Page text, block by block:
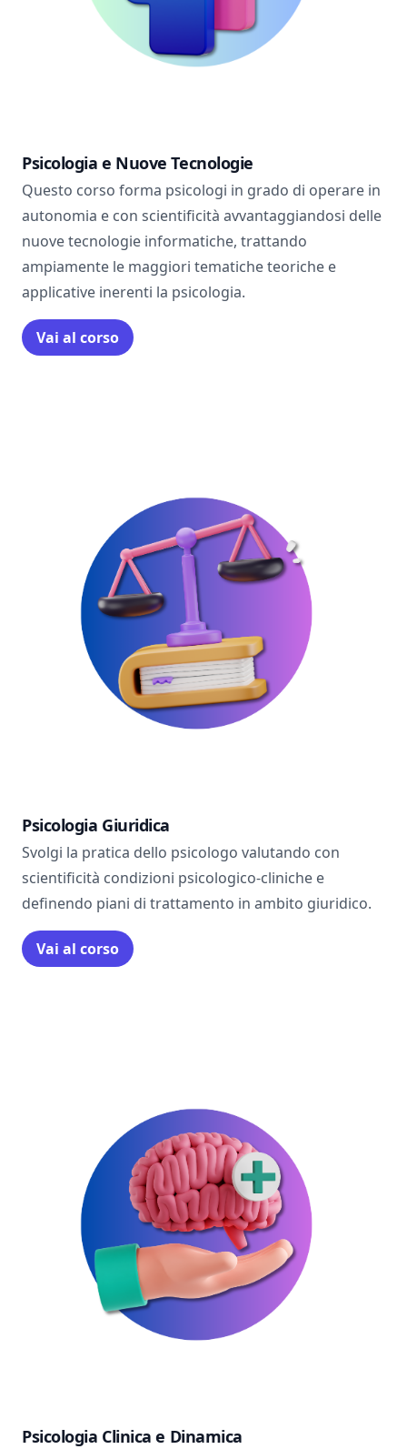
Psicologia e Nuove Tecnologie
Questo corso forma psicologi in grado di operare in
autonomia e con scientificità avvantaggiandosi delle
nuove tecnologie informatiche, trattando
ampiamente le maggiori tematiche teoriche e
applicative inerenti la psicologia.
Vai al corso
Psicologia Giuridica
Svolgi la pratica dello psicologo valutando con
scientificità condizioni psicologico-cliniche e
definendo piani di trattamento in ambito giuridico.
Vai al corso
Psicologia Clinica e Dinamica